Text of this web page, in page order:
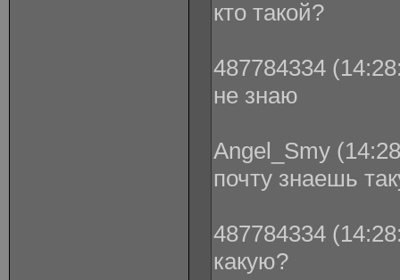
кто такой?
487784334
не знаю
Angel_Smy
почту знаешь
487784334
какую?